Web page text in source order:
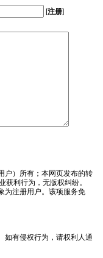
[注册]
户）所有；本网页发布的转
利行为，无版权纠纷。
为注册用户。该项服务免
如有侵权行为，请权利人通